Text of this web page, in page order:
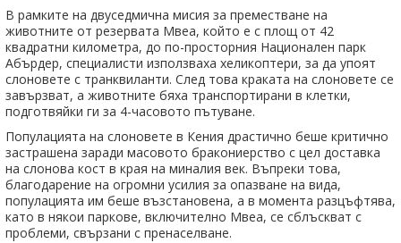
В рамките на двуседмична мисия за преместване на
животните от резервата Мвеа, който е с площ от 42
квадратни километра, до по-просторния Национален парк
Абърдер, специалисти използваха хеликоптери, за да упоят
слоновете с транквиланти. След това краката на слоновете се
завързват, а животните бяха транспортирани в клетки,
подготвяйки ги за 4-часовото пътуване.
Популацията на слоновете в Кения драстично беше критично
застрашена заради масовото бракониерство с цел доставка
на слонова кост в края на миналия век. Въпреки това,
благодарение на огромни усилия за опазване на вида,
популацията им беше възстановена, а в момента разцъфтява,
като в някои паркове, включително Мвеа, се сблъскват с
проблеми, свързани с пренаселване.